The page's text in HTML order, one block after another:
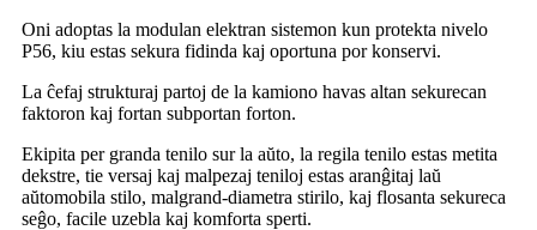
Oni adoptas la modulan elektran sistemon kun protekta nivelo
P56, kiu estas sekura fidinda kaj oportuna por konservi.
La ĉefaj strukturaj partoj de la kamiono havas altan sekurecan
faktoron kaj fortan subportan forton.
Ekipita per granda tenilo sur la aŭto, la regila tenilo estas metita
dekstre, tie versaj kaj malpezaj teniloj estas aranĝitaj laŭ
aŭtomobila stilo, malgrand-diametra stirilo, kaj flosanta sekureca
seĝo, facile uzebla kaj komforta sperti.